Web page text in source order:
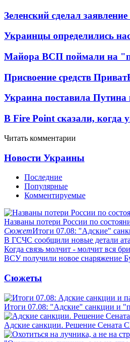
Зеленский сделал
Украинцы определились
Майора ВСП поймали на
Присвоение средств
Украина поставила
В Fire Point сказали, когда
Читать комментарии
Новости Украины
Последние
Популярные
Комментируемые
Названы потери России по
СюжетИтоги 07.08: "Адские"
В ГСЧС сообщили новые детали
Когда связь молчит - молчит вся
ВСУ получили новое снаряжение
Сюжеты
Итоги 07.08: "Адские" санкции и
Адские санкции. Решение Сената